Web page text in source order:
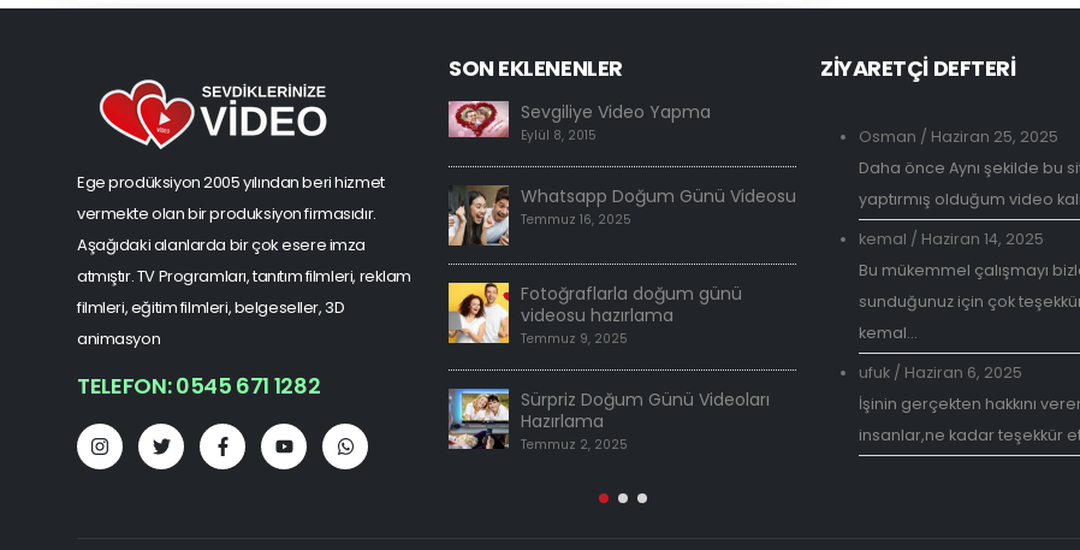
Ege prodüksiyon 2005 yılından beri hizmet
vermekte olan bir produksiyon firmasıdır.
Aşağıdaki alanlarda bir çok esere imza
atmıştır. TV Programları, tanıtım filmleri, reklam
filmleri, eğitim filmleri, belgeseller, 3D
animasyon
TELEFON: 0545 671 1282
SON EKLENENLER
Sevgiliye Video Yapma
Eylül 8, 2015
Whatsapp Doğum Günü Videosu
Temmuz 16, 2025
Fotoğraflarla doğum günü
videosu hazırlama
Temmuz 9, 2025
Sürpriz Doğum Günü Videoları
Hazırlama
Temmuz 2, 2025
Haziran 25, 2025
Doğum Günü Videosu
Temmuz 30, 2018
Sevgiliye Özel Videolar
Temmuz 17, 2018
İsme özel doğum günü
ZİYARETÇİ DEFTERİ
Osman / Haziran 25, 2025
Daha önce Aynı şekilde bu
yaptırmış olduğum video
kemal / Haziran 14, 2025
Bu mükemmel çalışmayı
sunduğunuz için çok
kemal...
ufuk / Haziran 6, 2025
İşinin gerçekten hakkını
insanlar,ne kadar teşekkür